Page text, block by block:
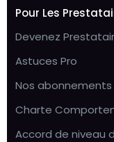
Pour Les
Devenez
Astuces Pro
Nos abonnements
Charte
Accord de niveau